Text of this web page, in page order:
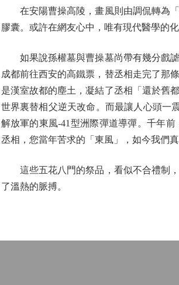
在安陽曹操高陵，畫風則由調侃轉為「
膠囊。或許在網友心中，唯有現代醫學的
如果說孫權墓與曹操墓尚帶有幾分戲謔
成都前往西安的高鐵票，替丞相走完了那
是漢室故都的塵土，凝結了丞相「還於舊
世界裏替相父逆天改命。而最讓人心頭一
解放軍的東風-41型洲際彈道導彈。千年
丞相，您當年苦求的「東風」，如今我們
這些五花八門的祭品，看似不合禮制，
了溫熱的脈搏。